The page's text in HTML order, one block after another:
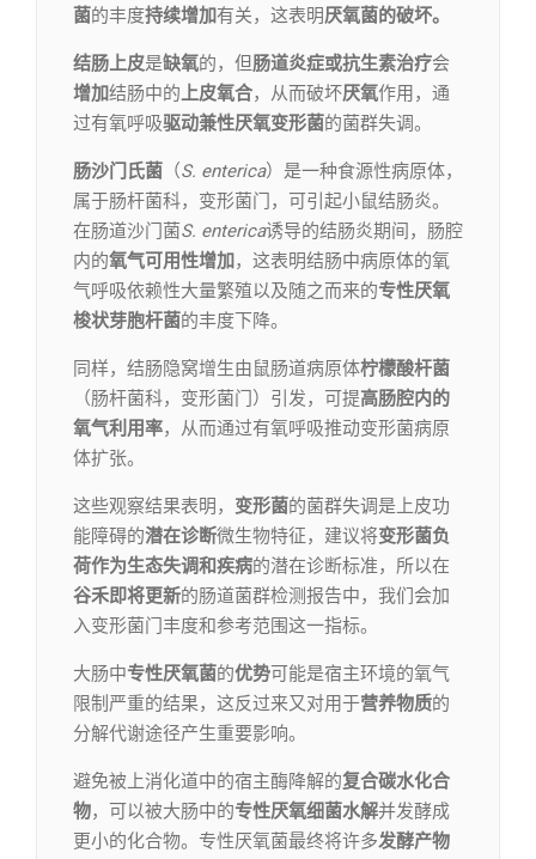
菌的丰度持续增加有关，这表明厌氧菌的破坏。
结肠上皮是缺氧的，但肠道炎症或抗生素治疗会
增加结肠中的上皮氧合，从而破坏厌氧作用，通
过有氧呼吸驱动兼性厌氧变形菌的菌群失调。
肠沙门氏菌 （S. enterica）是一种食源性病原体，
属于肠杆菌科，变形菌门，可引起小鼠结肠炎。
在肠道沙门菌S. enterica诱导的结肠炎期间，肠腔
内的氧气可用性增加，这表明结肠中病原体的氧
气呼吸依赖性大量繁殖以及随之而来的专性厌氧
梭状芽胞杆菌的丰度下降。
同样，结肠隐窝增生由鼠肠道病原体柠檬酸杆菌
（肠杆菌科，变形菌门）引发，可提高肠腔内的
氧气利用率，从而通过有氧呼吸推动变形菌病原
体扩张。
这些观察结果表明， 变形菌的菌群失调是上皮功
能障碍的潜在诊断微生物特征，建议将变形菌负
荷作为生态失调和疾病的潜在诊断标准，所以在
谷禾即将更新的肠道菌群检测报告中，我们会加
入变形菌门丰度和参考范围这一指标。
大肠中专性厌氧菌的优势可能是宿主环境的氧气
限制严重的结果，这反过来又对用于营养物质的
分解代谢途径产生重要影响。
避免被上消化道中的宿主酶降解的复合碳水化合
物，可以被大肠中的专性厌氧细菌水解并发酵成
更小的化合物。专性厌氧菌最终将许多发酵产物